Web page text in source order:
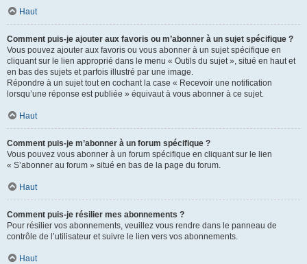
Haut
Comment puis-je ajouter aux favoris ou m’abonner à un sujet spécifique ?
Vous pouvez ajouter aux favoris ou vous abonner à un sujet spécifique en
cliquant sur le lien approprié dans le menu « Outils du sujet », situé en haut et
en bas des sujets et parfois illustré par une image.
Répondre à un sujet tout en cochant la case « Recevoir une notification
lorsqu’une réponse est publiée » équivaut à vous abonner à ce sujet.
Haut
Comment puis-je m’abonner à un forum spécifique ?
Vous pouvez vous abonner à un forum spécifique en cliquant sur le lien
« S’abonner au forum » situé en bas de la page du forum.
Haut
Comment puis-je résilier mes abonnements ?
Pour résilier vos abonnements, veuillez vous rendre dans le panneau de
contrôle de l’utilisateur et suivre le lien vers vos abonnements.
Haut